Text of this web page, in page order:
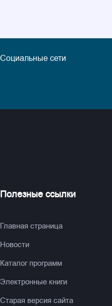
Социальные сети
Полезные ссылки
Главная страница
Новости
Каталог программ
Электронные книги
Старая версия сайта